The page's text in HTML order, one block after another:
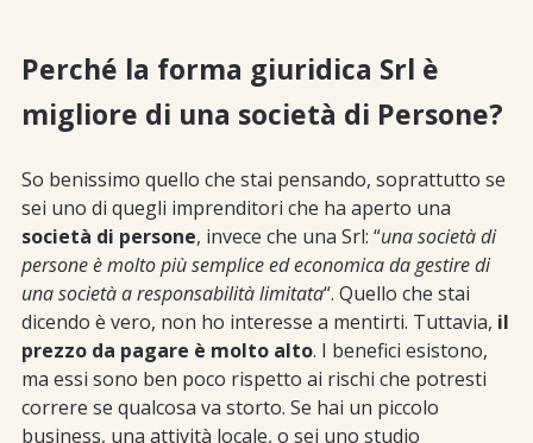
Perché la forma giuridica Srl è
migliore di una società di Persone?
So benissimo quello che stai pensando, soprattutto se
sei uno di quegli imprenditori che ha aperto una
società di persone, invece che una Srl: “una società di
persone è molto più semplice ed economica da gestire di
una società a responsabilità limitata“. Quello che stai
dicendo è vero, non ho interesse a mentirti. Tuttavia, il
prezzo da pagare è molto alto. I benefici esistono,
ma essi sono ben poco rispetto ai rischi che potresti
correre se qualcosa va storto. Se hai un piccolo
business, una attività locale, o sei uno studio